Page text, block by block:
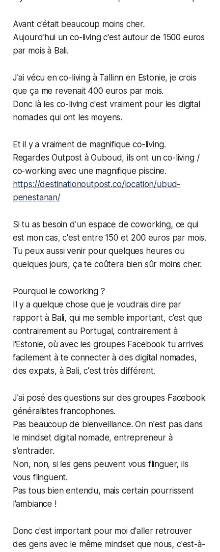
Avant c'était beaucoup moins cher.
Aujourd'hui un co-living c'est autour de 1500 euros
par mois à Bali.
J'ai vécu en co-living à Tallinn en Estonie, je crois
que ça me revenait 400 euros par mois.
Donc là les co-living c'est vraiment pour les digital
nomades qui ont les moyens.
Et il y a vraiment de magnifique co-living.
Regardes Outpost à Ouboud, ils ont un co-living /
co-working avec une magnifique piscine.
https://destinationoutpost.co/location/ubud-
penestanan/
Si tu as besoin d'un espace de coworking, ce qui
est mon cas, c'est entre 150 et 200 euros par mois.
Tu peux aussi venir pour quelques heures ou
quelques jours, ça te coûtera bien sûr moins cher.
Pourquoi le coworking ?
Il y a quelque chose que je voudrais dire par
rapport à Bali, qui me semble important, c'est que
contrairement au Portugal, contrairement à
l'Estonie, où avec les groupes Facebook tu arrives
facilement à te connecter à des digital nomades,
des expats, à Bali, c'est très différent.
J'ai posé des questions sur des groupes Facebook
généralistes francophones.
Pas beaucoup de bienveillance. On n'est pas dans
le mindset digital nomade, entrepreneur à
s'entraider.
Non, non, si les gens peuvent vous flinguer, ils
vous flinguent.
Pas tous bien entendu, mais certain pourrissent
l'ambiance !
Donc c'est important pour moi d'aller retrouver
des gens avec le même mindset que nous, c'est-à-